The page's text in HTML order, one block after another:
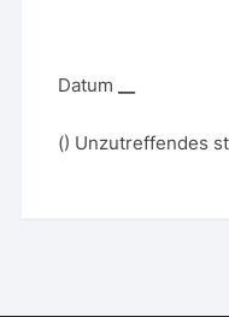
Datum
() Unzutreffendes